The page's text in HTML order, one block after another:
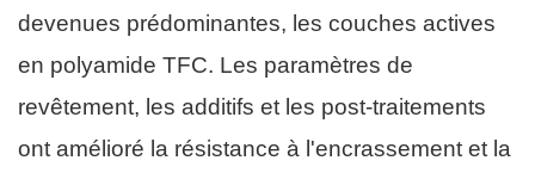
devenues prédominantes, les couches actives
en polyamide TFC. Les paramètres de
revêtement, les additifs et les post-traitements
ont amélioré la résistance à l'encrassement et la